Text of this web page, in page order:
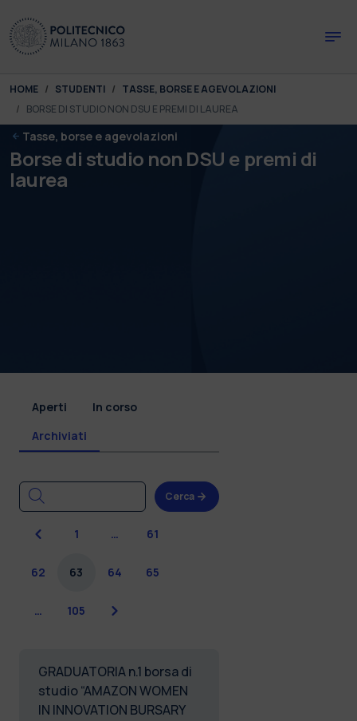
You are here:
HOME STUDENTI
TASSE, BORSE E AGEVOLAZIONI
BORSE DI STUDIO NON DSU E PREMI DI LAUREA
Tasse, borse e agevolazioni
Borse di studio non DSU e premi di
laurea
Aperti
In corso
Archiviati
Cerca
Precedente
1 … 61
62 63 64 65
… 105 Successiva
GRADUATORIA n.1 borsa di
studio “AMAZON WOMEN
IN INNOVATION BURSARY